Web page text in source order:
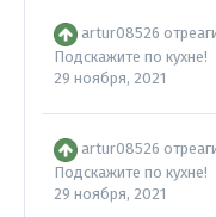
artur08526
Подскажите по кухне!
29 ноября, 2021
artur08526
Подскажите по кухне!
29 ноября, 2021